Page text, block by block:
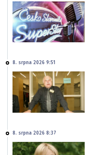
8. srpna 2026 9:51
8. srpna 2026 8:37